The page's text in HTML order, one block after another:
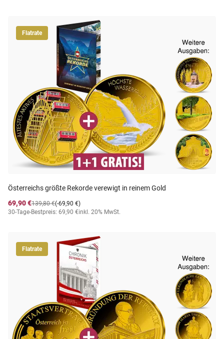
Flatrate
Österreichs größte Rekorde verewigt in reinem Gold
69,90 €
(-69,90 €)
139,80 €
30-Tage-Bestpreis: 69,90 €inkl. 20% MwSt.
Flatrate